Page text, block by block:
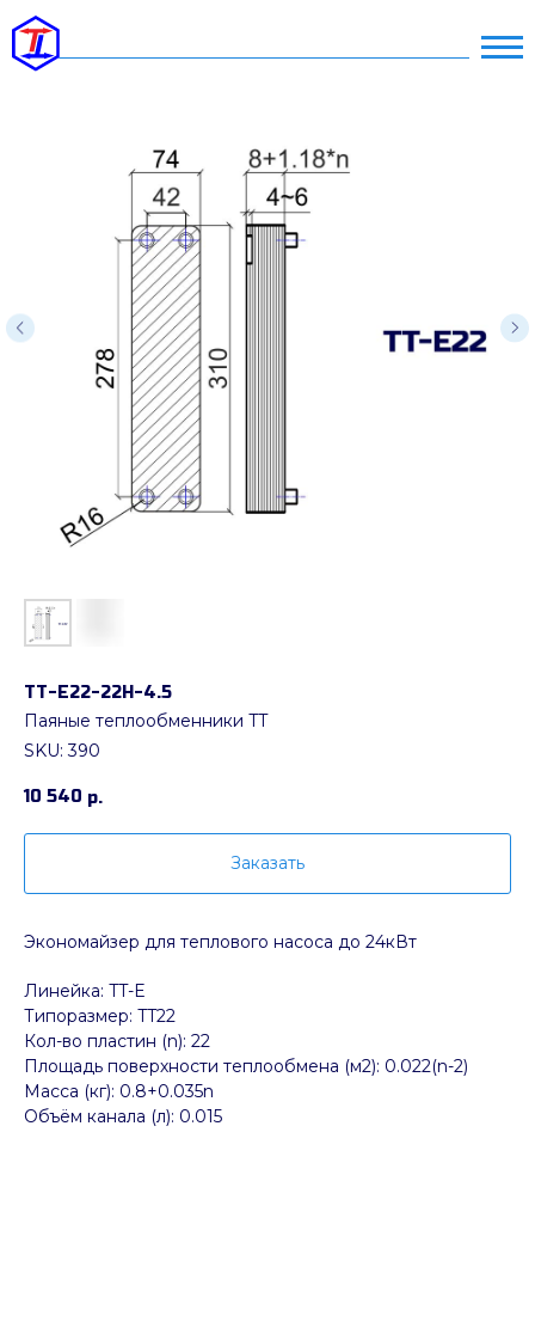
ТТ-Е22-22H-4.5
Паяные теплообменники TT
SKU:390
10 540 р.
Заказать
Экономайзер для теплового насоса до 24кВт
Линейка: TT-E
Типоразмер: TT22
Кол-во пластин (n): 22
Площадь поверхности теплообмена (м2): 0.022(n-2)
Масса (кг): 0.8+0.035n
Объём канала (л): 0.015